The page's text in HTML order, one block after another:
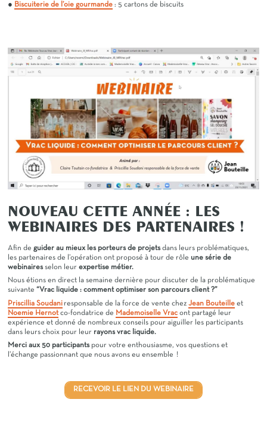
● Biscuiterie de l’oie gourmande : 5 cartons de biscuits
NOUVEAU CETTE ANNÉE : LES
WEBINAIRES DES PARTENAIRES !
Afin de guider au mieux les porteurs de projetsdans leurs problématiques,
les partenaires de l’opération ont proposé à tour de rôle une série de
webinairesselon leur expertise métier.
Nous étions en direct la semaine dernière pour discuter de la problématique
suivante “Vrac liquide : comment optimiser son parcours client ?”
Priscillia Soudani responsable de la force de vente chez Jean Bouteille et
Noemie Hernotco-fondatrice de Mademoiselle Vrac ont partagé leur
expérience et donné de nombreux conseils pour aiguiller les participants
dans leurs choix pour leur rayons vrac liquide.
Merci aux 50 participantspour votre enthousiasme, vos questions et
l’échange passionnant que nous avons eu ensemble !
RECEVOIR LE LIEN DU WEBINAIRE